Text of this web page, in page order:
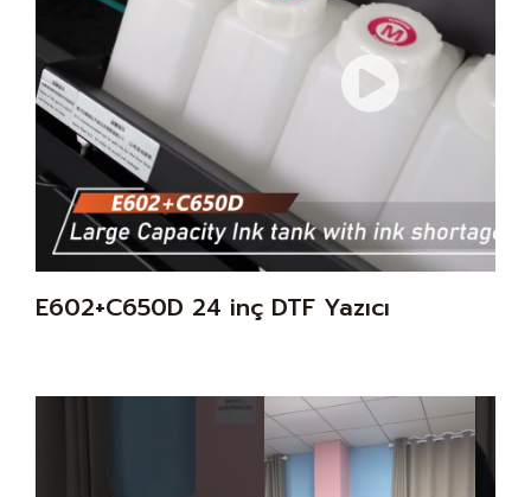
E602+C650D 24 inç DTF Yazıcı